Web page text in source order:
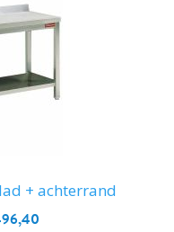
+ achterrand